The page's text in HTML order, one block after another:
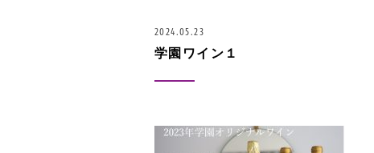
2024.05.23
学園ワイン１